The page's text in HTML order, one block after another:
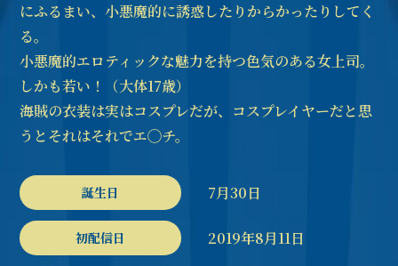
にふるまい、小悪魔的に誘惑したりからかったりしてく
る。
小悪魔的エロティックな魅力を持つ色気のある女上司。
しかも若い！（大体17歳）
海賊の衣装は実はコスプレだが、コスプレイヤーだと思
うとそれはそれでエ◯チ。
誕生日 7月30日
初配信日 2019年8月11日